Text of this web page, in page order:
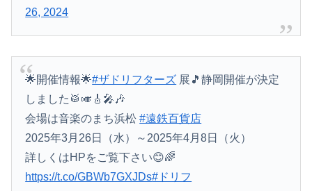
26, 2024
🌟開催情報🌟#ザドリフターズ 展🎵静岡開催が決定
しました🥁🎺🎸🎤🎶
会場は音楽のまち浜松#遠鉄百貨店
2025年3月26日（水）～2025年4月8日（火）
詳しくはHPをご覧下さい😊🌈
https://t.co/GBWb7GXJDs#ドリフ